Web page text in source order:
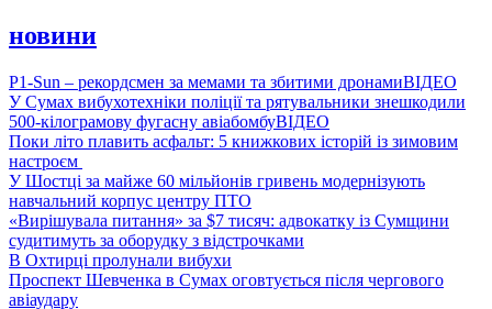
новини
P1-Sun – рекордсмен за мемами та збитими дронамиВІДЕО
У Сумах вибухотехніки поліції та рятувальники знешкодили
500-кілограмову фугасну авіабомбуВІДЕО
Поки літо плавить асфальт: 5 книжкових історій із зимовим
настроєм
У Шостці за майже 60 мільйонів гривень модернізують
навчальний корпус центру ПТО
«Вирішувала питання» за $7 тисяч: адвокатку із Сумщини
судитимуть за оборудку з відстрочками
В Охтирці пролунали вибухи
Проспект Шевченка в Сумах оговтується після чергового
авіаудару